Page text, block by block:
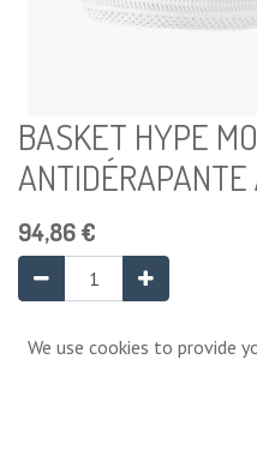
BASKET HYPE
94,86€
We use cookies to provide